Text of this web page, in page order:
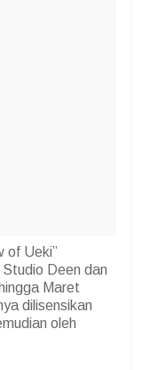
of Ueki”
Deen dan
Maret
dilisensikan
oleh